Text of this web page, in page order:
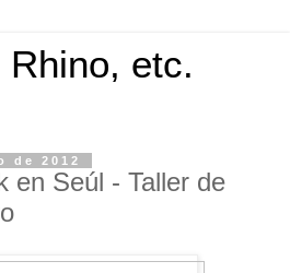
etc.
de 2012
en Seúl - Taller de